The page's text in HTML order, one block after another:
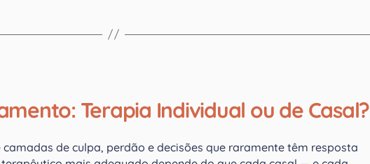
Terapia Individual ou de Casal?
de culpa, perdão e decisões que raramente têm resposta